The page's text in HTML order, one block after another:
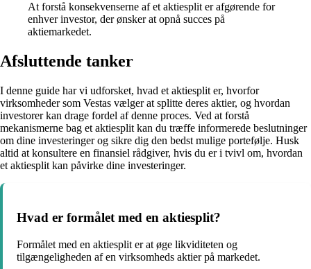
At forstå konsekvenserne af et aktiesplit er afgørende for
enhver investor, der ønsker at opnå succes på
aktiemarkedet.
Afsluttende tanker
I denne guide har vi udforsket, hvad et aktiesplit er, hvorfor
virksomheder som Vestas vælger at splitte deres aktier, og hvordan
investorer kan drage fordel af denne proces. Ved at forstå
mekanismerne bag et aktiesplit kan du træffe informerede beslutninger
om dine investeringer og sikre dig den bedst mulige portefølje. Husk
altid at konsultere en finansiel rådgiver, hvis du er i tvivl om, hvordan
et aktiesplit kan påvirke dine investeringer.
Hvad er formålet med en aktiesplit?
Formålet med en aktiesplit er at øge likviditeten og
tilgængeligheden af en virksomheds aktier på markedet.